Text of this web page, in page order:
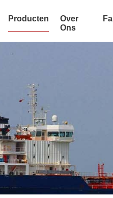
Producten
Over
Ons